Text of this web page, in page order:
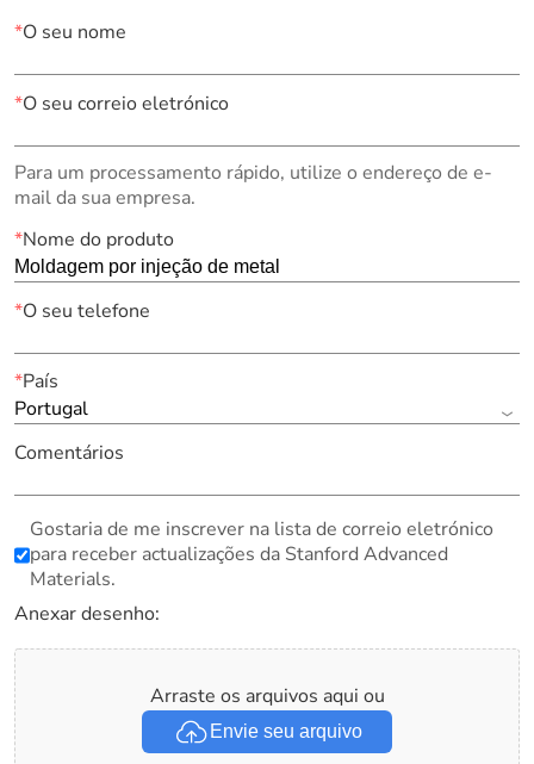
*O seu nome
*O seu correio eletrónico
Para um processamento rápido, utilize o endereço de e-
mail da sua empresa.
*Nome do produto
*O seu telefone
*País
Portugal
Comentários
Gostaria de me inscrever na lista de correio eletrónico
para receber actualizações da Stanford Advanced
Materials.
Anexar desenho:
Arraste os arquivos aqui ou
Envie seu arquivo